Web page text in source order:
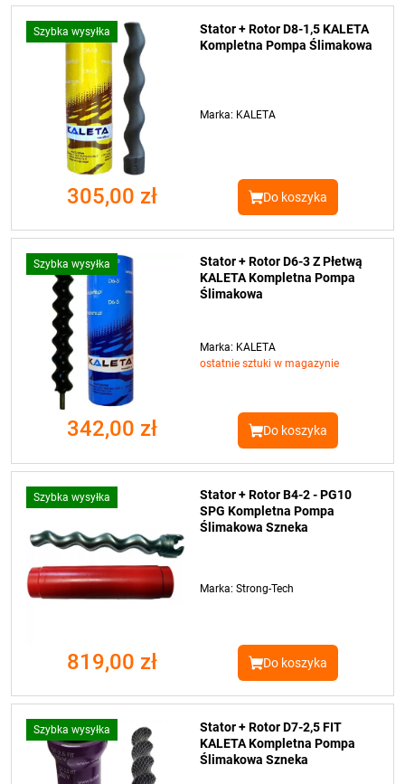
Szybka wysyłka
Stator + Rotor D8-1,5 KALETA
Kompletna Pompa Ślimakowa
Marka: KALETA
305,00 zł Do koszyka
Szybka wysyłka
Stator + Rotor D6-3 Z Płetwą
KALETA Kompletna Pompa
Ślimakowa
Marka: KALETA
ostatnie sztuki w magazynie
342,00 zł Do koszyka
Szybka wysyłka
Stator + Rotor B4-2 - PG10
SPG Kompletna Pompa
Ślimakowa Szneka
Marka: Strong-Tech
819,00 zł Do koszyka
Szybka wysyłka
Stator + Rotor D7-2,5 FIT
KALETA Kompletna Pompa
Ślimakowa Szneka